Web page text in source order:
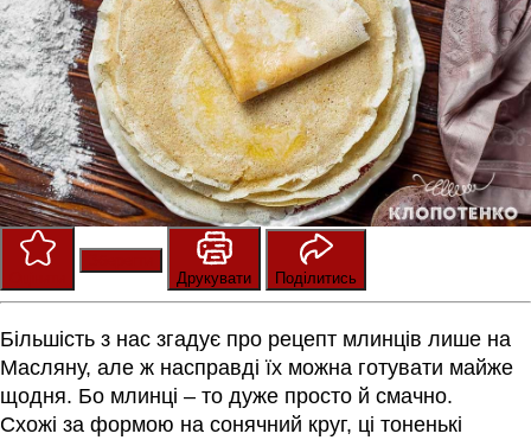
Друкувати
Поділитись
Більшість з нас згадує про рецепт млинців лише на
Масляну, але ж насправді їх можна готувати майже
щодня. Бо млинці – то дуже просто й смачно.
Схожі за формою на сонячний круг, ці тоненькі